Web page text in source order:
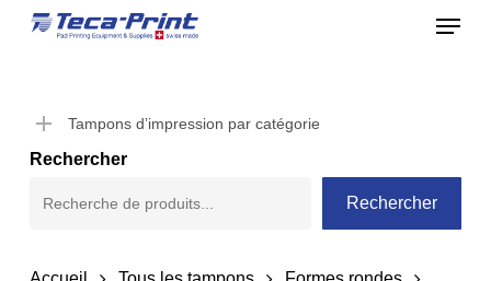
Skip
content
Menu
Tampons d’impression par catégorie
Rechercher
Rechercher